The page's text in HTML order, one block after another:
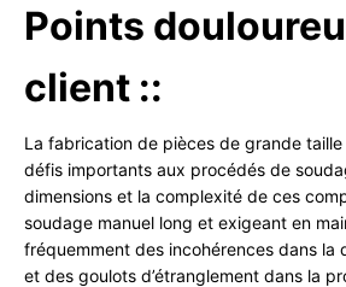
Points
client ::
La fabrication de pièces de grande
défis importants aux procédés de
dimensions et la complexité de ces
soudage manuel long et exigeant en
fréquemment des incohérences dans la
et des goulots d’étranglement dans la